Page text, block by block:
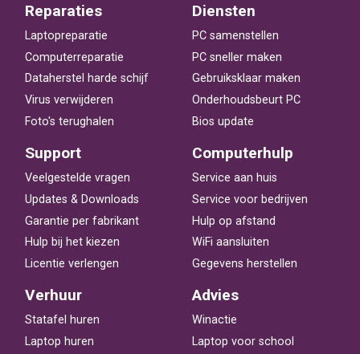
Reparaties
Laptopreparatie
Computerreparatie
Dataherstel harde schijf
Virus verwijderen
Foto's terughalen
Diensten
PC samenstellen
PC sneller maken
Gebruiksklaar maken
Onderhoudsbeurt PC
Bios update
Support
Veelgestelde vragen
Updates & Downloads
Garantie per fabrikant
Hulp bij het kiezen
Licentie verlengen
Computerhulp
Service aan huis
Service voor bedrijven
Hulp op afstand
WiFi aansluiten
Gegevens herstellen
Verhuur
Statafel huren
Laptop huren
Advies
Winactie
Laptop voor school